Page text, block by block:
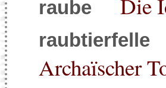
raube Die
raubtierfelle
Archaïscher